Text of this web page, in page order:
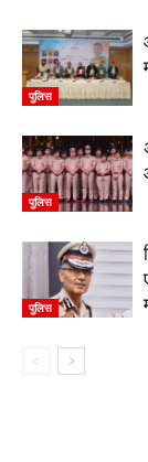
पुलिस
पुलिस
पुलिस